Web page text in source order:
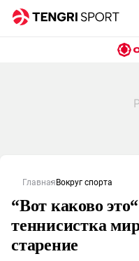
Главная Вокруг спорта
“Вот каково
теннисистка
старение